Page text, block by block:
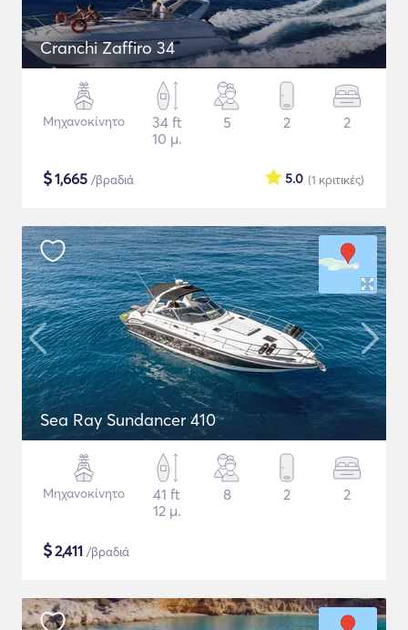
Cranchi Zaffiro 34
Μηχανοκίνητο
34 ft
10 μ.
5 2 2
$1,665 /βραδιά (1 κριτικές)
5.0
Sea Ray Sundancer 410
Μηχανοκίνητο
41 ft
12 μ.
8 2 2
$2,411 /βραδιά